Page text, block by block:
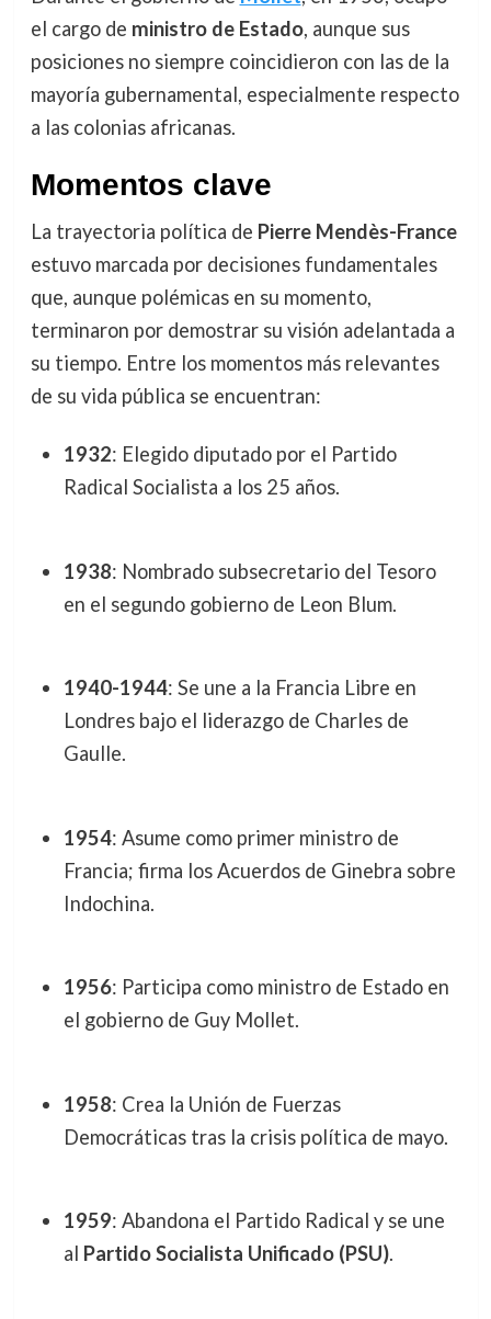
el cargo de ministro de Estado, aunque sus
posiciones no siempre coincidieron con las de la
mayoría gubernamental, especialmente respecto
a las colonias africanas.
Momentos clave
La trayectoria política de Pierre Mendès-France
estuvo marcada por decisiones fundamentales
que, aunque polémicas en su momento,
terminaron por demostrar su visión adelantada a
su tiempo. Entre los momentos más relevantes
de su vida pública se encuentran:
1932: Elegido diputado por el Partido
Radical Socialista a los 25 años.
1938: Nombrado subsecretario del Tesoro
en el segundo gobierno de Leon Blum.
1940-1944: Se une a la Francia Libre en
Londres bajo el liderazgo de Charles de
Gaulle.
1954: Asume como primer ministro de
Francia; firma los Acuerdos de Ginebra sobre
Indochina.
1956: Participa como ministro de Estado en
el gobierno de Guy Mollet.
1958: Crea la Unión de Fuerzas
Democráticas tras la crisis política de mayo.
1959: Abandona el Partido Radical y se une
al Partido Socialista Unificado (PSU).